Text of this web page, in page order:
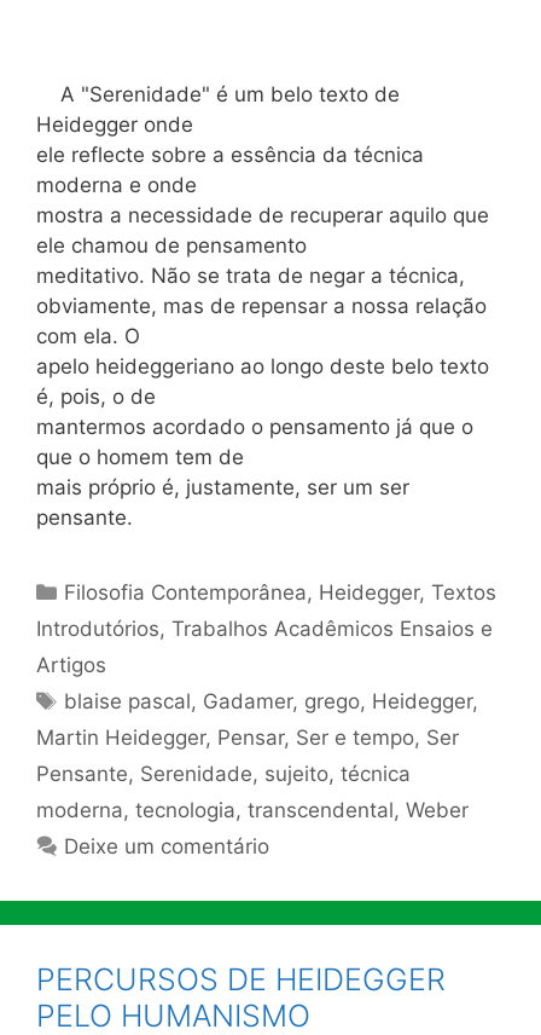
A "Serenidade" é um belo texto de
Heidegger onde
ele reflecte sobre a essência da técnica
moderna e onde
mostra a necessidade de recuperar aquilo que
ele chamou de pensamento
meditativo. Não se trata de negar a técnica,
obviamente, mas de repensar a nossa relação
com ela. O
apelo heideggeriano ao longo deste belo texto
é, pois, o de
mantermos acordado o pensamento já que o
que o homem tem de
mais próprio é, justamente, ser um ser
pensante.
Categorias
Filosofia Contemporânea, Heidegger,Textos
Introdutórios, Trabalhos Acadêmicos Ensaios e
Artigos
Tags
blaise pascal, Gadamer, grego, Heidegger,
Martin Heidegger, Pensar, Ser e tempo, Ser
Pensante, Serenidade, sujeito, técnica
moderna, tecnologia, transcendental, Weber
Deixe um comentário
PERCURSOS DE HEIDEGGER
PELO HUMANISMO